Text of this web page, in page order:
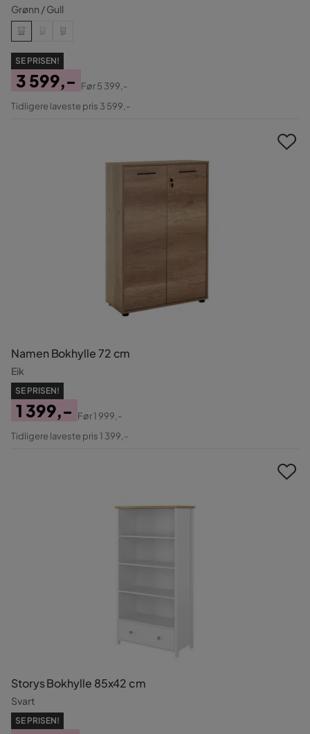
Grønn / Gull
SE PRISEN!
Pris
3 599,-
Original
Før5 399,-
Tidligere laveste pris 3 599,-
Namen Bokhylle 72 cm
Eik
SE PRISEN!
Pris
1 399,-
Original
Før1 999,-
Tidligere laveste pris 1 399,-
Storys Bokhylle 85x42 cm
Svart
SE PRISEN!